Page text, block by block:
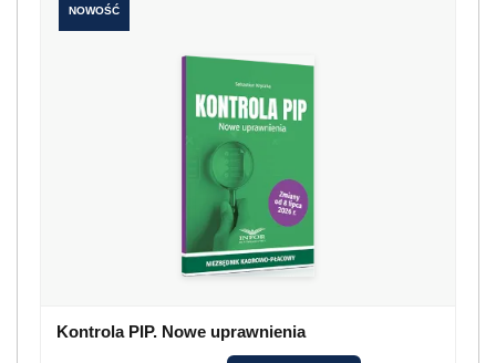
NOWOŚĆ
Kontrola PIP. Nowe uprawnienia